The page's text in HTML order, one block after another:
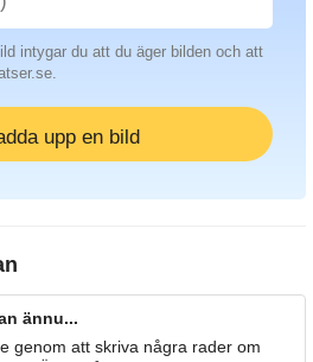
intygar du att du äger bilden och att
upp en bild
ännu...
genom att skriva några rader om